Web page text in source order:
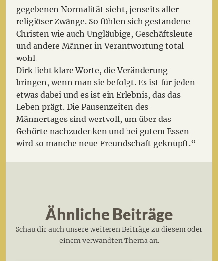
gegebenen Normalität sieht, jenseits aller
religiöser Zwänge. So fühlen sich gestandene
Christen wie auch Ungläubige, Geschäftsleute
und andere Männer in Verantwortung total
wohl.
Dirk liebt klare Worte, die Veränderung
bringen, wenn man sie befolgt. Es ist für jeden
etwas dabei und es ist ein Erlebnis, das das
Leben prägt. Die Pausenzeiten des
Männertages sind wertvoll, um über das
Gehörte nachzudenken und bei gutem Essen
wird so manche neue Freundschaft geknüpft.“
Ähnliche Beiträge
Schau dir auch unsere weiteren Beiträge zu diesem oder
einem verwandten Thema an.